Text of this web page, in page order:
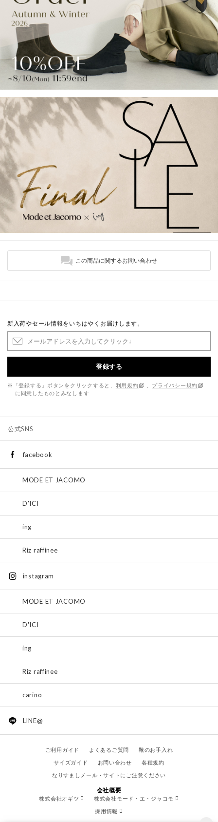
この商品に関するお問い合わせ
新入荷やセール情報をいちはやくお届けします。
登録する
※「登録する」ボタンをクリックすると、 利用規約
プライバシー規約
に同意したものとみなします
公式SNS
facebook
MODE ET JACOMO
D'ICI
ing
Riz raffinee
instagram
MODE ET JACOMO
D'ICI
ing
Riz raffinee
carino
LINE@
ご利用ガイド よくあるご質問
靴のお手入れ
サイズガイド
お問い合わせ
各種規約
なりすましメール・サイトにご注意ください
会社概要
株式会社オギツ
株式会社モード・エ・ジャコモ
採用情報